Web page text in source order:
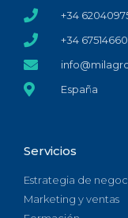
+34
+34
España
Servicios
Estrategia de
Marketing y ventas